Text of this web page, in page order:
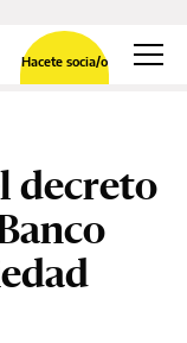
Hacete socia/o
decreto